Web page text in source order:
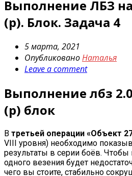
Выполнение ЛБЗ
(р). Блок. Задача 4
5 марта, 2021
ОпубликованоНаталья
Leave a comment
Выполнение лбз 2.0
(р) блок
В третьей операции «Объект
VIII уровня) необходимо
результаты в серии боёв. Чтобы
одного везения будет
чего вы стоите, стабильно